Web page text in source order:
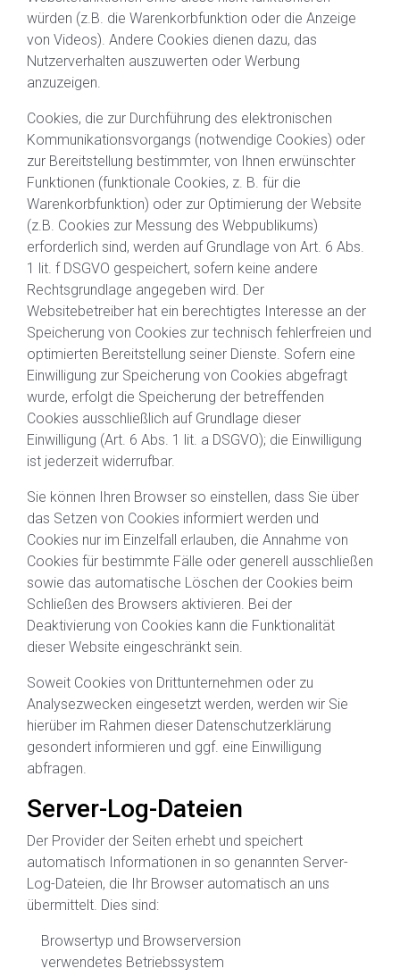
würden (z.B. die Warenkorbfunktion oder die Anzeige
von Videos). Andere Cookies dienen dazu, das
Nutzerverhalten auszuwerten oder Werbung
anzuzeigen.
Cookies, die zur Durchführung des elektronischen
Kommunikationsvorgangs (notwendige Cookies) oder
zur Bereitstellung bestimmter, von Ihnen erwünschter
Funktionen (funktionale Cookies, z. B. für die
Warenkorbfunktion) oder zur Optimierung der Website
(z.B. Cookies zur Messung des Webpublikums)
erforderlich sind, werden auf Grundlage von Art. 6 Abs.
1 lit. f DSGVO gespeichert, sofern keine andere
Rechtsgrundlage angegeben wird. Der
Websitebetreiber hat ein berechtigtes Interesse an der
Speicherung von Cookies zur technisch fehlerfreien und
optimierten Bereitstellung seiner Dienste. Sofern eine
Einwilligung zur Speicherung von Cookies abgefragt
wurde, erfolgt die Speicherung der betreffenden
Cookies ausschließlich auf Grundlage dieser
Einwilligung (Art. 6 Abs. 1 lit. a DSGVO); die Einwilligung
ist jederzeit widerrufbar.
Sie können Ihren Browser so einstellen, dass Sie über
das Setzen von Cookies informiert werden und
Cookies nur im Einzelfall erlauben, die Annahme von
Cookies für bestimmte Fälle oder generell ausschließen
sowie das automatische Löschen der Cookies beim
Schließen des Browsers aktivieren. Bei der
Deaktivierung von Cookies kann die Funktionalität
dieser Website eingeschränkt sein.
Soweit Cookies von Drittunternehmen oder zu
Analysezwecken eingesetzt werden, werden wir Sie
hierüber im Rahmen dieser Datenschutzerklärung
gesondert informieren und ggf. eine Einwilligung
abfragen.
Server-Log-Dateien
Der Provider der Seiten erhebt und speichert
automatisch Informationen in so genannten Server-
Log-Dateien, die Ihr Browser automatisch an uns
übermittelt. Dies sind:
Browsertyp und Browserversion
verwendetes Betriebssystem